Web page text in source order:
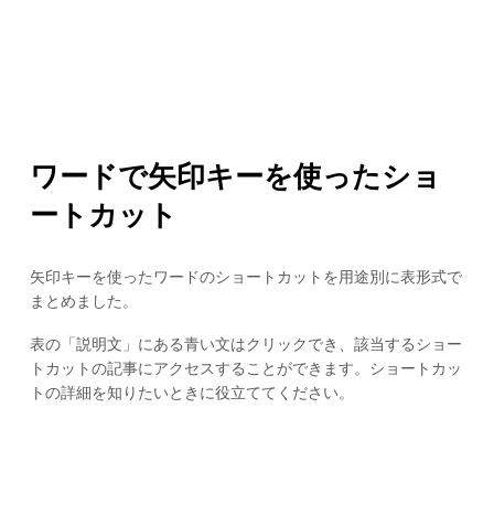
ワードで矢印キーを使ったショ
ートカット
矢印キーを使ったワードのショートカットを用途別に表形式で
まとめました。
表の「説明文」にある青い文はクリックでき、該当するショー
トカットの記事にアクセスすることができます。ショートカッ
トの詳細を知りたいときに役立ててください。